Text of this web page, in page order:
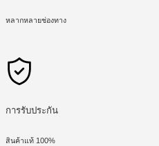
หลากหลายช่องทาง
การรับประกัน
สินค้าแท้ 100%